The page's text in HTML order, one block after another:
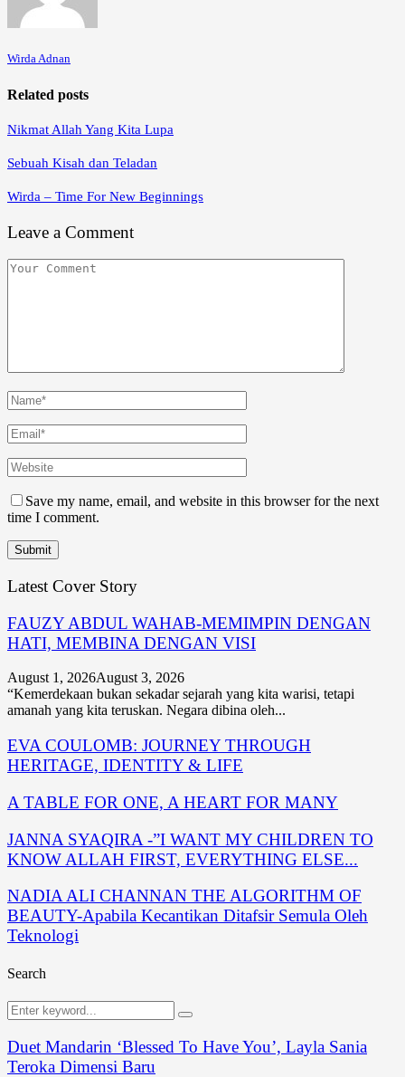
Wirda Adnan
Related posts
Nikmat Allah Yang Kita Lupa
Sebuah Kisah dan Teladan
Wirda – Time For New Beginnings
Leave a Comment
Save my name, email, and website in this browser for the next
time I comment.
Latest Cover Story
FAUZY ABDUL WAHAB-MEMIMPIN DENGAN
HATI, MEMBINA DENGAN VISI
August 1, 2026August 3, 2026
“Kemerdekaan bukan sekadar sejarah yang kita warisi, tetapi
amanah yang kita teruskan. Negara dibina oleh...
EVA COULOMB: JOURNEY THROUGH
HERITAGE, IDENTITY & LIFE
A TABLE FOR ONE, A HEART FOR MANY
JANNA SYAQIRA -”I WANT MY CHILDREN TO
KNOW ALLAH FIRST, EVERYTHING ELSE...
NADIA ALI CHANNAN THE ALGORITHM OF
BEAUTY-Apabila Kecantikan Ditafsir Semula Oleh
Teknologi
Search
Search
for:
Search
Duet Mandarin ‘Blessed To Have You’, Layla Sania
Teroka Dimensi Baru